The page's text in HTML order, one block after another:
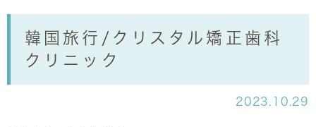
韓国旅行/クリスタル矯正歯科
クリニック
2023.10.29